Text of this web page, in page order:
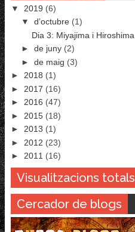
▼ 2019 (6)
▼ d’octubre (1)
Dia 3: Miyajima i Hiroshima
► de juny (2)
► de maig (3)
► 2018 (1)
► 2017 (16)
► 2016 (47)
► 2015 (18)
► 2013 (1)
► 2012 (23)
► 2011 (16)
Visualitzacions totals
Cercador de blogs